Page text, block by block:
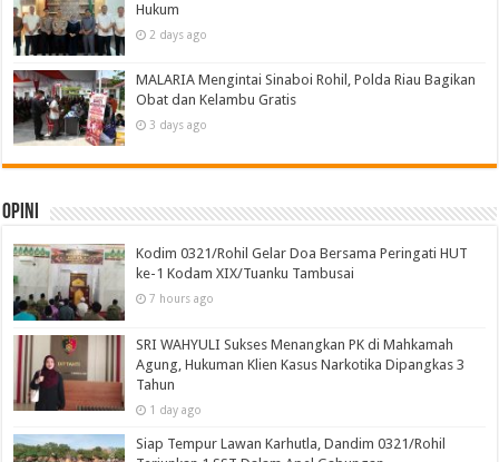
Hukum
2 days ago
MALARIA Mengintai Sinaboi Rohil, Polda Riau Bagikan
Obat dan Kelambu Gratis
3 days ago
Opini
Kodim 0321/Rohil Gelar Doa Bersama Peringati HUT
ke-1 Kodam XIX/Tuanku Tambusai
7 hours ago
SRI WAHYULI Sukses Menangkan PK di Mahkamah
Agung, Hukuman Klien Kasus Narkotika Dipangkas 3
Tahun
1 day ago
Siap Tempur Lawan Karhutla, Dandim 0321/Rohil